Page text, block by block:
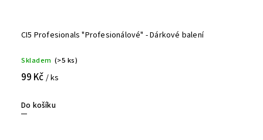
CI5 Profesionals "Profesionálové" - Dárkové balení
Skladem (>5 ks)
99 Kč / ks
Do košíku